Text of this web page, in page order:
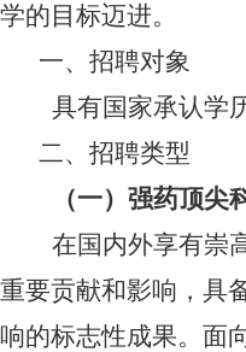
学的目标迈进。
一、招聘对象
具有国家承认学
二、招聘类型
（一）强药顶尖
在国内外享有崇
重要贡献和影响，具
响的标志性成果。面